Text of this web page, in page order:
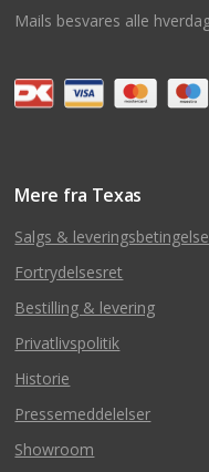
Mails besvares alle
Mere fra Texas
Salgs & leveringsbetingelse
Fortrydelsesret
Bestilling & levering
Privatlivspolitik
Historie
Pressemeddelelser
Showroom